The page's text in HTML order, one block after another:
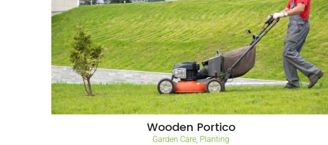
Wooden Portico
Garden Care, Planting